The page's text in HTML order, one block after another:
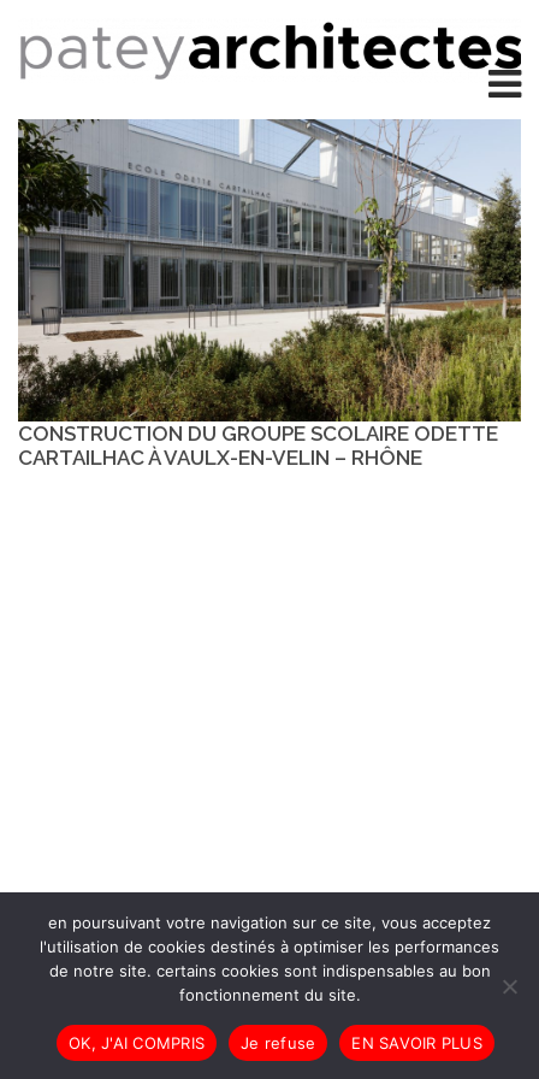
CONSTRUCTION DU GROUPE SCOLAIRE ODETTE
CARTAILHAC À VAULX-EN-VELIN – RHÔNE
en poursuivant votre navigation sur ce site, vous acceptez
l'utilisation de cookies destinés à optimiser les performances
de notre site. certains cookies sont indispensables au bon
fonctionnement du site.
OK, J'AI COMPRIS Je refuse EN SAVOIR PLUS